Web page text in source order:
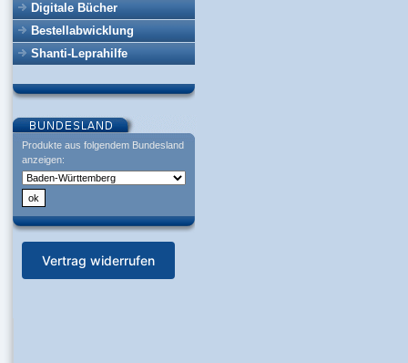
Digitale Bücher
Bestellabwicklung
Shanti-Leprahilfe
Produkte aus folgendem Bundesland
anzeigen:
Vertrag widerrufen